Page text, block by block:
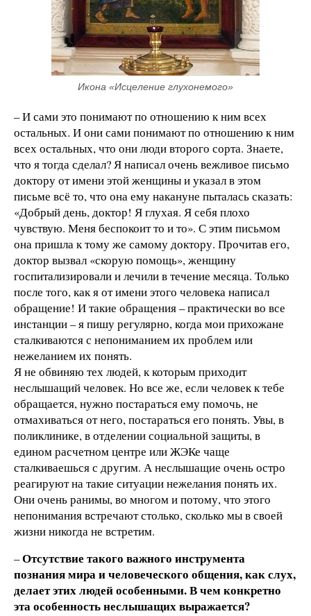
Икона «Исцеление глухонемого»
– И сами это понимают по отношению к ним всех
остальных. И они сами понимают по отношению к ним
всех остальных, что они люди второго сорта. Знаете,
что я тогда сделал? Я написал очень вежливое письмо
доктору от имени этой женщины и указал в этом
письме всё то, что она ему накануне пыталась сказать:
«Добрый день, доктор! Я глухая. Я себя плохо
чувствую. Меня беспокоит то и то». С этим письмом
она пришла к тому же самому доктору. Прочитав его,
доктор вызвал «скорую помощь», женщину
госпитализировали и лечили в течение месяца. Только
после того, как я от имени этого человека написал
обращение! И такие обращения – практически во все
инстанции – я пишу регулярно, когда мои прихожане
сталкиваются с непониманием их проблем или
нежеланием их понять.
Я не обвиняю тех людей, к которым приходит
неслышащий человек. Но все же, если человек к тебе
обращается, нужно постараться ему помочь, не
отмахиваться от него, постараться его понять. Увы, в
поликлинике, в отделении социальной защиты, в
едином расчетном центре или ЖЭКе чаще
сталкиваешься с другим. А неслышащие очень остро
реагируют на такие ситуации нежелания понять их.
Они очень ранимы, во многом и потому, что этого
непонимания встречают столько, сколько мы в своей
жизни никогда не встретим.
–Отсутствие такого важного инструмента
познания мира и человеческого общения, как слух,
делает этих людей особенными. В чем конкретно
эта особенность неслышащих выражается?